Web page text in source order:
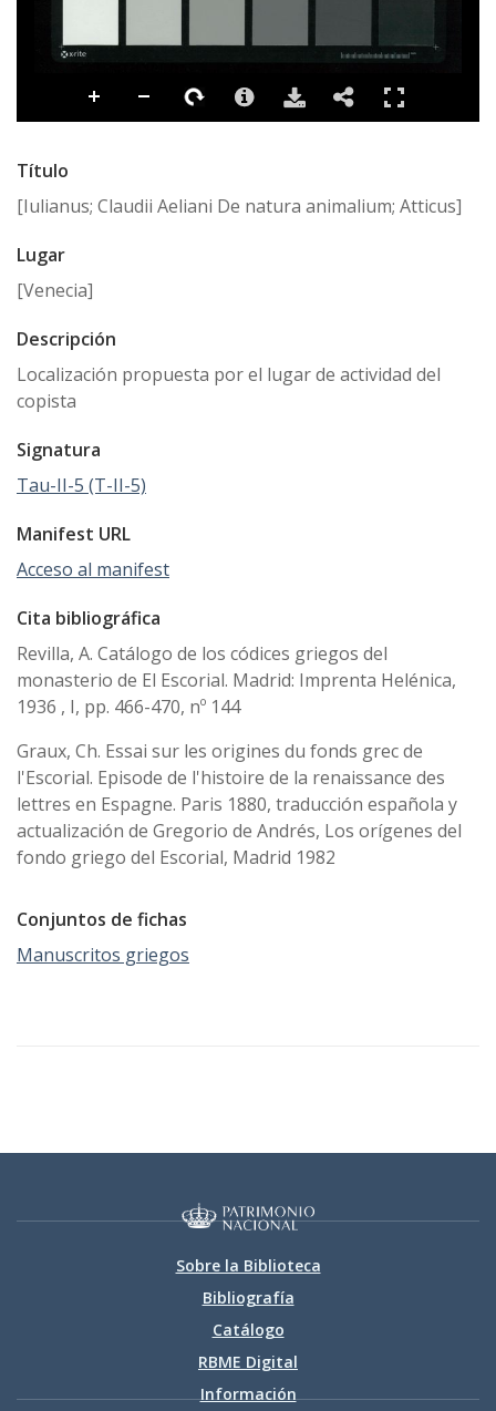
Título
[Iulianus; Claudii Aeliani De natura animalium; Atticus]
Lugar
[Venecia]
Descripción
Localización propuesta por el lugar de actividad del
copista
Signatura
Tau-II-5 (T-II-5)
Manifest URL
Acceso al manifest
Cita bibliográfica
Revilla, A. Catálogo de los códices griegos del
monasterio de El Escorial. Madrid: Imprenta Helénica,
1936 , I, pp. 466-470, nº 144
Graux, Ch. Essai sur les origines du fonds grec de
l'Escorial. Episode de l'histoire de la renaissance des
lettres en Espagne. Paris 1880, traducción española y
actualización de Gregorio de Andrés, Los orígenes del
fondo griego del Escorial, Madrid 1982
Conjuntos de fichas
Manuscritos griegos
Sobre la Biblioteca
Bibliografía
Catálogo
RBME Digital
Información